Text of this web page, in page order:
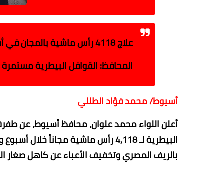
علاج 4118 رأس ماشية بالمجان في أسيوط
المحافظ: القوافل البيطرية مستمرة
​أسيوط/ محمد فؤاد الطللي
​أعلن اللواء محمد علوان، محافظ أسيوط، عن
البيطرية لـ 4,118 رأس ماشية
بالريف المصري وتخفيف الأعباء عن كاهل صغار